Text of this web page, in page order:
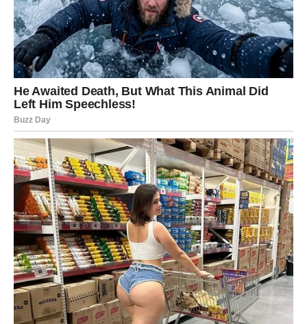
VODOLIJA
Vodolije ulaze u period važnih emotivnih odluka. Više
nećete moći da ignorišete ono što zaista osjećate.
Pred vama je prilika da izaberete put koji vas vodi prema
većoj sreći. Zvijezde savjetuju da ne dozvolite strahu da
donosi odluke umjesto vas.
RIBE
Ribe su znak kojem ljubav do kraja proljeća donosi
najdublju lekciju. To neće biti kazna niti razočaranje, već
iskustvo koje vas mijenja do temelja.
Jedna osoba ili događaj pomoći će vam da konačno
shvatite koliko vrijedite i šta zaslužujete od ljubavi.
Poslije toga više nikada nećete pristajati na manje nego